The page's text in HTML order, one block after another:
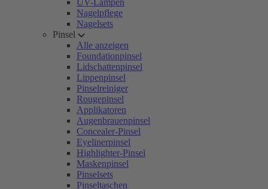
UV-Lampen
Nagelpflege
Nagelsets
Pinsel
Alle anzeigen
Foundationpinsel
Lidschattenpinsel
Lippenpinsel
Pinselreiniger
Rougepinsel
Applikatoren
Augenbrauenpinsel
Concealer-Pinsel
Eyelinerpinsel
Highlighter-Pinsel
Maskenpinsel
Pinselsets
Pinseltaschen